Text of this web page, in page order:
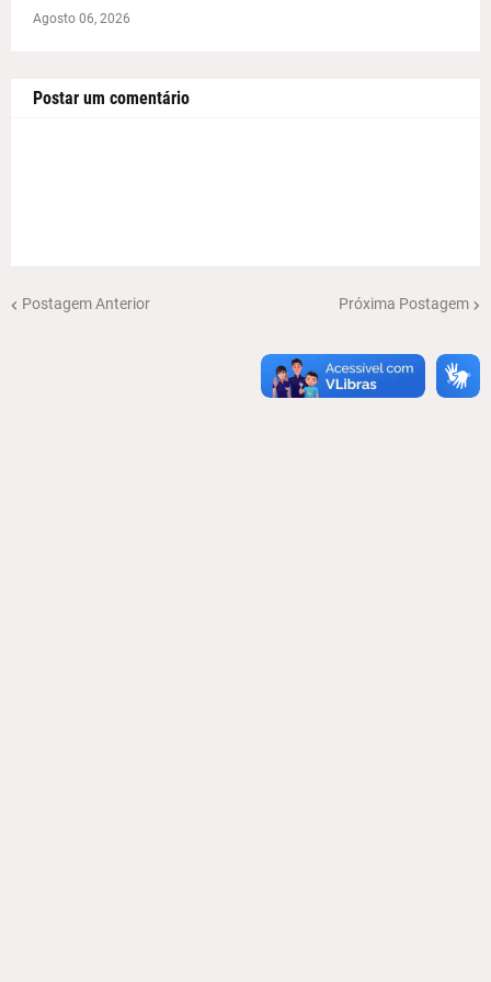
Agosto 06, 2026
Postar um comentário
Postagem Anterior Próxima Postagem